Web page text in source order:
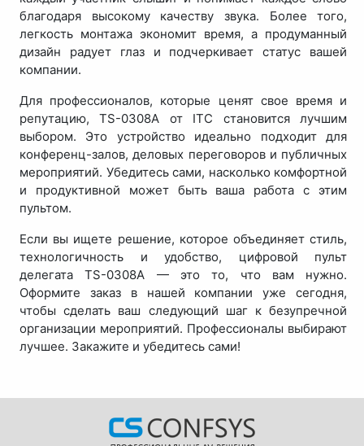
благодаря высокому качеству звука. Более того,
легкость монтажа экономит время, а продуманный
дизайн радует глаз и подчеркивает статус вашей
компании.
Для профессионалов, которые ценят свое время и
репутацию, TS-0308A от ITC становится лучшим
выбором. Это устройство идеально подходит для
конференц-залов, деловых переговоров и публичных
мероприятий. Убедитесь сами, насколько комфортной
и продуктивной может быть ваша работа с этим
пультом.
Если вы ищете решение, которое объединяет стиль,
технологичность и удобство, цифровой пульт
делегата TS-0308A — это то, что вам нужно.
Оформите заказ в нашей компании уже сегодня,
чтобы сделать ваш следующий шаг к безупречной
организации мероприятий. Профессионалы выбирают
лучшее. Закажите и убедитесь сами!